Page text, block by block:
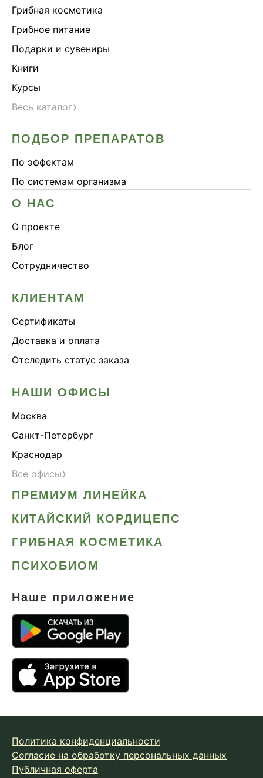
Грибная косметика
Грибное питание
Подарки и сувениры
Книги
Курсы
Весь каталог›
ПОДБОР ПРЕПАРАТОВ
По эффектам
По системам организма
О НАС
О проекте
Блог
Сотрудничество
КЛИЕНТАМ
Сертификаты
Доставка и оплата
Отследить статус заказа
НАШИ ОФИСЫ
Москва
Санкт-Петербург
Краснодар
Все офисы›
ПРЕМИУМ ЛИНЕЙКА
КИТАЙСКИЙ КОРДИЦЕПС
ГРИБНАЯ КОСМЕТИКА
ПСИХОБИОМ
Наше приложение
Политика конфиденциальности
Согласие на обработку персональных данных
Публичная оферта